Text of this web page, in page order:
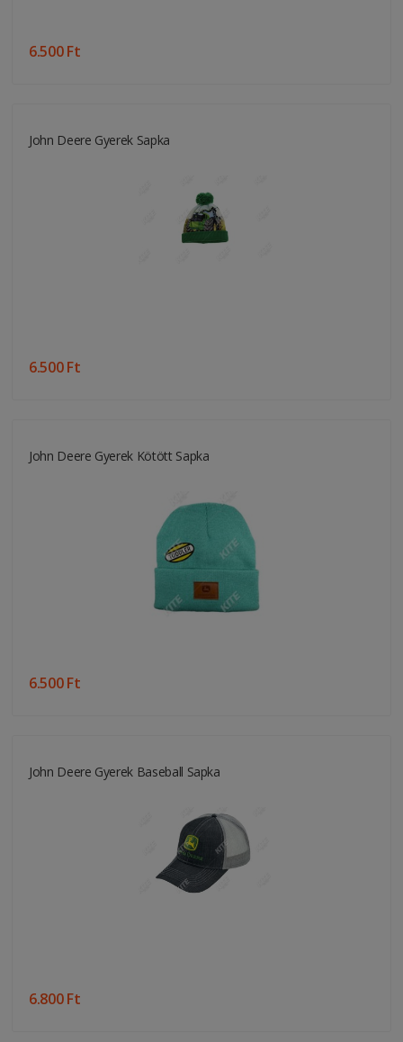
6.500 Ft
John Deere Gyerek Sapka
6.500 Ft
John Deere Gyerek Kötött Sapka
6.500 Ft
John Deere Gyerek Baseball Sapka
6.800 Ft